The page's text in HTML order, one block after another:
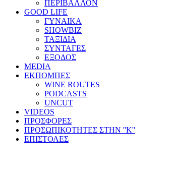
ΠΕΡΙΒΑΛΛΟΝ
GOOD LIFE
ΓΥΝΑΙΚΑ
SHOWBIZ
ΤΑΞΙΔΙΑ
ΣΥΝΤΑΓΕΣ
ΕΞΟΔΟΣ
MEDIA
ΕΚΠΟΜΠΕΣ
WINE ROUTES
PODCASTS
UNCUT
VIDEOS
ΠΡΟΣΦΟΡΕΣ
ΠΡΟΣΩΠΙΚΟΤΗΤΕΣ ΣΤΗΝ ''Κ''
ΕΠΙΣΤΟΛΕΣ